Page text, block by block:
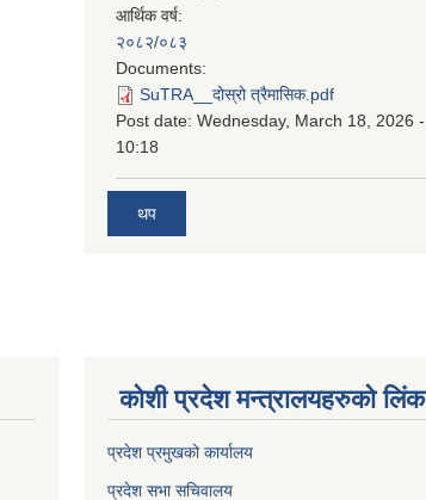
आर्थिक वर्ष:
२०८२/०८३
Documents:
SuTRA__दोस्रो त्रैमासिक.pdf
Post date: Wednesday, March 18, 2026 -
10:18
थप
कोशी प्रदेश मन्त्रालयहरुको लिंक
प्रदेश प्रमुखको कार्यालय
प्रदेश सभा सचिवालय